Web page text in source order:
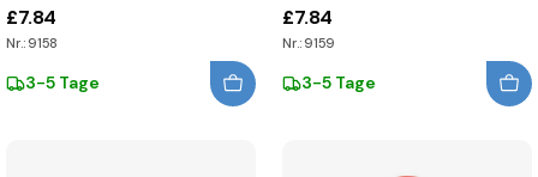
£7.84
Nr.: 9158
3-5 Tage
£7.84
Nr.: 9159
3-5 Tage